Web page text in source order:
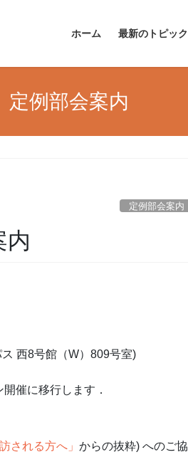
ホーム 最新のトピック
定例部会案内
定例部会案内
内
西8号館（W）809号室)
催に移行します．
される方へ」 からの抜粋) へのご協